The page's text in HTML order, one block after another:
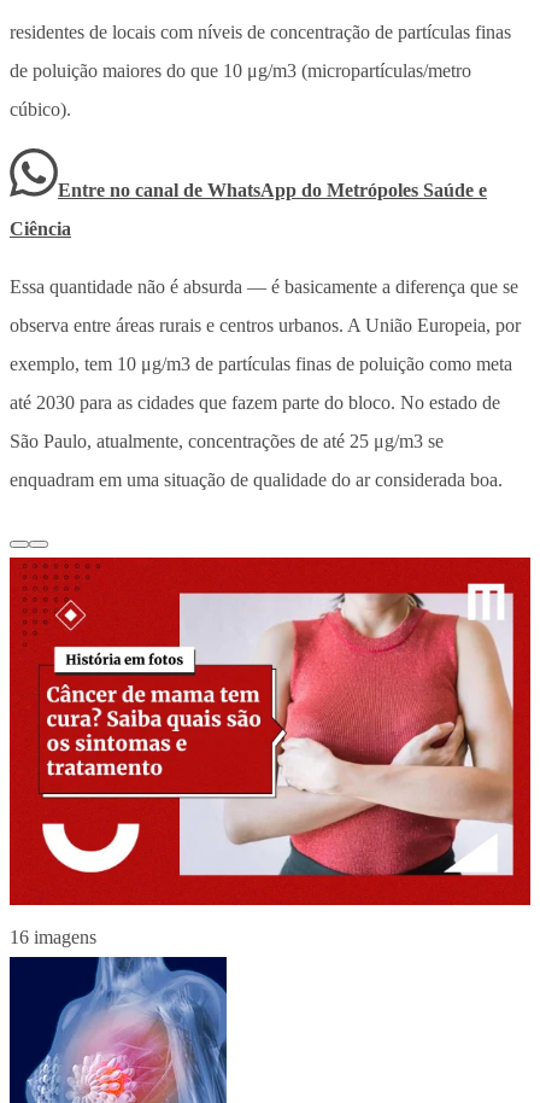
residentes de locais com níveis de concentração de partículas finas
de poluição maiores do que 10 μg/m3 (micropartículas/metro
cúbico).
Entre no canal de WhatsApp do Metrópoles Saúde e
Ciência
Essa quantidade não é absurda — é basicamente a diferença que se
observa entre áreas rurais e centros urbanos. A União Europeia, por
exemplo, tem 10 μg/m3 de partículas finas de poluição como meta
até 2030 para as cidades que fazem parte do bloco. No estado de
São Paulo, atualmente, concentrações de até 25 μg/m3 se
enquadram em uma situação de qualidade do ar considerada boa.
16 imagens